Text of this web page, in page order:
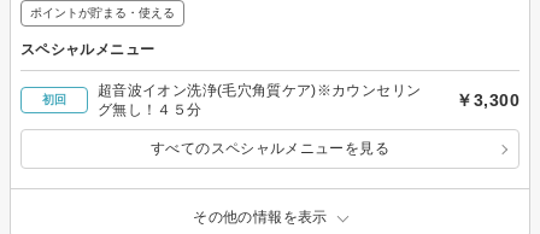
ポイントが貯まる・使える
スペシャルメニュー
初回
超音波イオン洗浄(毛穴角質ケア)※カウンセリン
グ無し！４５分
￥3,300
すべてのスペシャルメニューを見る
その他の情報を表示